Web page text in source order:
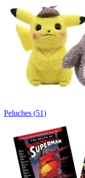
Peluches (51)